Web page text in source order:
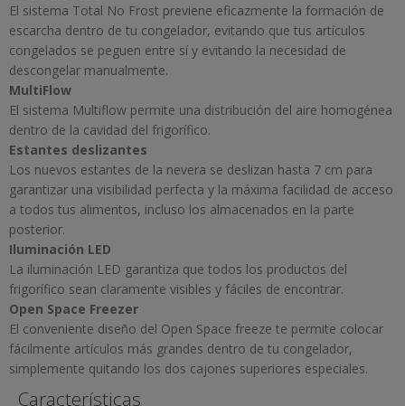
El sistema Total No Frost previene eficazmente la formación de
escarcha dentro de tu congelador, evitando que tus artículos
congelados se peguen entre sí y evitando la necesidad de
descongelar manualmente.
MultiFlow
El sistema Multiflow permite una distribución del aire homogénea
dentro de la cavidad del frigorífico.
Estantes deslizantes
Los nuevos estantes de la nevera se deslizan hasta 7 cm para
garantizar una visibilidad perfecta y la máxima facilidad de acceso
a todos tus alimentos, incluso los almacenados en la parte
posterior.
Iluminación LED
La iluminación LED garantiza que todos los productos del
frigorífico sean claramente visibles y fáciles de encontrar.
Open Space Freezer
El conveniente diseño del Open Space freeze te permite colocar
fácilmente artículos más grandes dentro de tu congelador,
simplemente quitando los dos cajones superiores especiales.
Características